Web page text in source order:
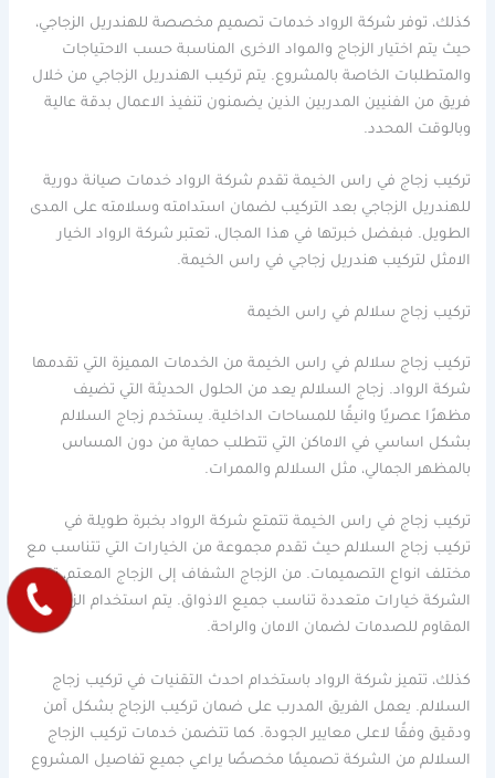
كذلك، توفر شركة الرواد خدمات تصميم مخصصة للهندريل الزجاجي،
حيث يتم اختيار الزجاج والمواد الاخرى المناسبة حسب الاحتياجات
والمتطلبات الخاصة بالمشروع. يتم تركيب الهندريل الزجاجي من خلال
فريق من الفنيين المدربين الذين يضمنون تنفيذ الاعمال بدقة عالية
وبالوقت المحدد.
تركيب زجاج في راس الخيمة تقدم شركة الرواد خدمات صيانة دورية
للهندريل الزجاجي بعد التركيب لضمان استدامته وسلامته على المدى
الطويل. فبفضل خبرتها في هذا المجال، تعتبر شركة الرواد الخيار
الامثل لتركيب هندريل زجاجي في راس الخيمة.
تركيب زجاج سلالم في راس الخيمة
تركيب زجاج سلالم في راس الخيمة من الخدمات المميزة التي تقدمها
شركة الرواد. زجاج السلالم يعد من الحلول الحديثة التي تضيف
مظهرًا عصريًا وانيقًا للمساحات الداخلية. يستخدم زجاج السلالم
بشكل اساسي في الاماكن التي تتطلب حماية من دون المساس
بالمظهر الجمالي، مثل السلالم والممرات.
تركيب زجاج في راس الخيمة تتمتع شركة الرواد بخبرة طويلة في
تركيب زجاج السلالم حيث تقدم مجموعة من الخيارات التي تتناسب مع
مختلف انواع التصميمات. من الزجاج الشفاف إلى الزجاج المعتم، تقدم
الشركة خيارات متعددة تناسب جميع الاذواق. يتم استخدام الزجاج
المقاوم للصدمات لضمان الامان والراحة.
كذلك، تتميز شركة الرواد باستخدام احدث التقنيات في تركيب زجاج
السلالم. يعمل الفريق المدرب على ضمان تركيب الزجاج بشكل آمن
ودقيق وفقًا لاعلى معايير الجودة. كما تتضمن خدمات تركيب الزجاج
السلالم من الشركة تصميمًا مخصصًا يراعي جميع تفاصيل المشروع